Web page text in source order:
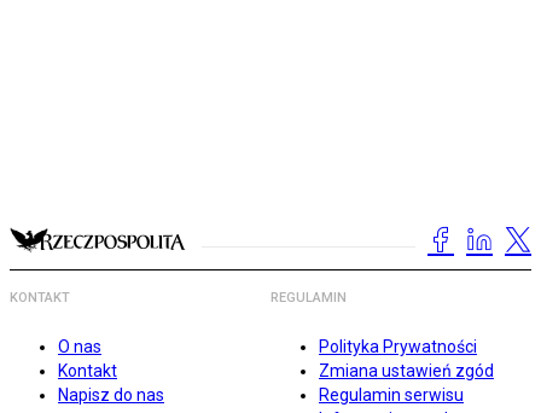
KONTAKT
O nas
Kontakt
Napisz do nas
REGULAMIN
Polityka Prywatności
Zmiana ustawień zgód
Regulamin serwisu